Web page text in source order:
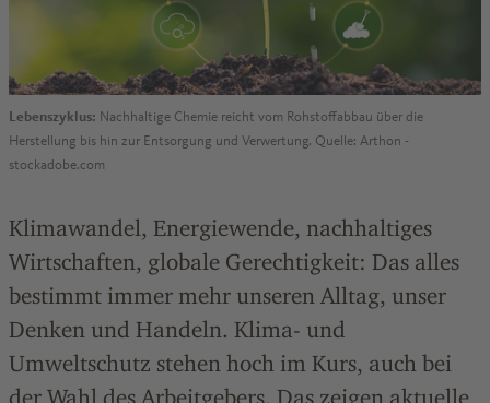
Lebenszyklus: Nachhaltige Chemie reicht vom Rohstoffabbau über die
Herstellung bis hin zur Entsorgung und Verwertung. Quelle: Arthon -
stockadobe.com
Klimawandel, Energiewende, nachhaltiges
Wirtschaften, globale Gerechtigkeit: Das alles
bestimmt immer mehr unseren Alltag, unser
Denken und Handeln. Klima- und
Umweltschutz stehen hoch im Kurs, auch bei
der Wahl des Arbeitgebers. Das zeigen aktuelle